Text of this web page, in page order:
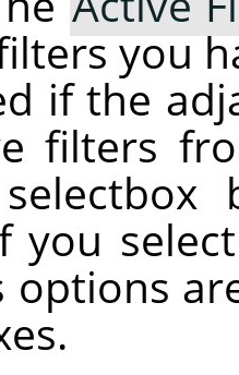
you
if the
filters
you
options